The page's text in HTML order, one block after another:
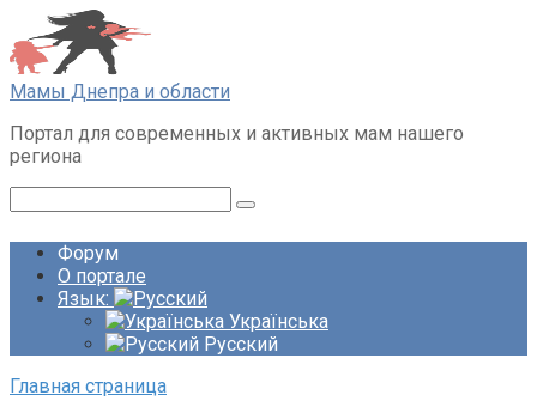
Перейти
к
контенту
Мамы Днепра и области
Портал для современных и активных мам нашего
региона
Форум
О портале
Язык:
Українська
Русский
Главная страница